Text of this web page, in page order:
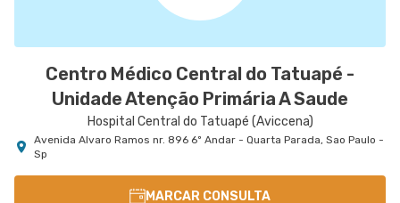
Centro Médico Central do Tatuapé -
Unidade Atenção Primária A Saude
Hospital Central do Tatuapé (Aviccena)
Avenida Alvaro Ramos nr. 896 6º Andar - Quarta Parada, Sao Paulo -
Sp
MARCAR CONSULTA